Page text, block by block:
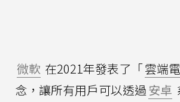
微軟 在2021年發表了「雲端
念，讓所有用戶可以透過安卓